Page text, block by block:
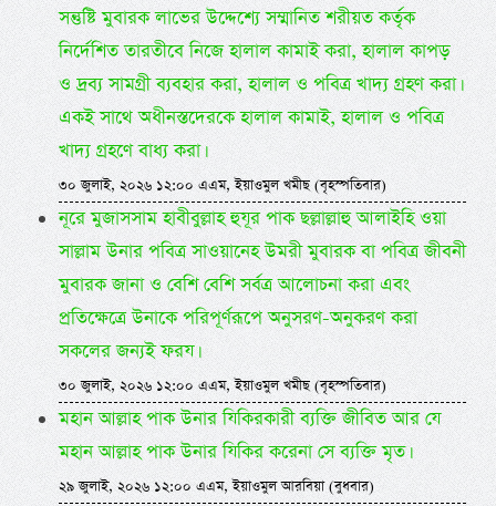
সন্তুষ্টি মুবারক লাভের উদ্দেশ্যে সম্মানিত শরীয়ত কর্তৃক
নির্দেশিত তারতীবে নিজে হালাল কামাই করা, হালাল কাপড়
ও দ্রব্য সামগ্রী ব্যবহার করা, হালাল ও পবিত্র খাদ্য গ্রহণ করা।
একই সাথে অধীনস্তদেরকে হালাল কামাই, হালাল ও পবিত্র
খাদ্য গ্রহণে বাধ্য করা।
৩০ জুলাই, ২০২৬ ১২:০০ এএম, ইয়াওমুল খমীছ (বৃহস্পতিবার)
নূরে মুজাসসাম হাবীবুল্লাহ হুযূর পাক ছল্লাল্লাহু আলাইহি ওয়া
সাল্লাম উনার পবিত্র সাওয়ানেহ উমরী মুবারক বা পবিত্র জীবনী
মুবারক জানা ও বেশি বেশি সর্বত্র আলোচনা করা এবং
প্রতিক্ষেত্রে উনাকে পরিপূর্ণরূপে অনুসরণ-অনুকরণ করা
সকলের জন্যই ফরয।
৩০ জুলাই, ২০২৬ ১২:০০ এএম, ইয়াওমুল খমীছ (বৃহস্পতিবার)
মহান আল্লাহ পাক উনার যিকিরকারী ব্যক্তি জীবিত আর যে
মহান আল্লাহ পাক উনার যিকির করেনা সে ব্যক্তি মৃত।
২৯ জুলাই, ২০২৬ ১২:০০ এএম, ইয়াওমুল আরবিয়া (বুধবার)